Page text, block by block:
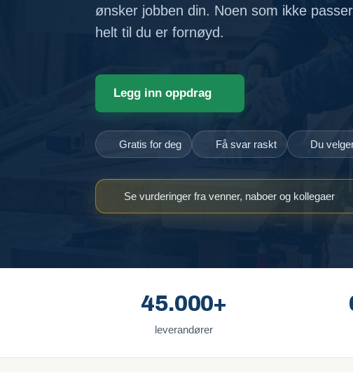
ønsker jobben din. Noen som ikke
helt til du er fornøyd.
Legg inn oppdrag
Gratis for deg Få svar raskt Du
Se vurderinger fra venner, naboer og kollegaer
45.000+
leverandører